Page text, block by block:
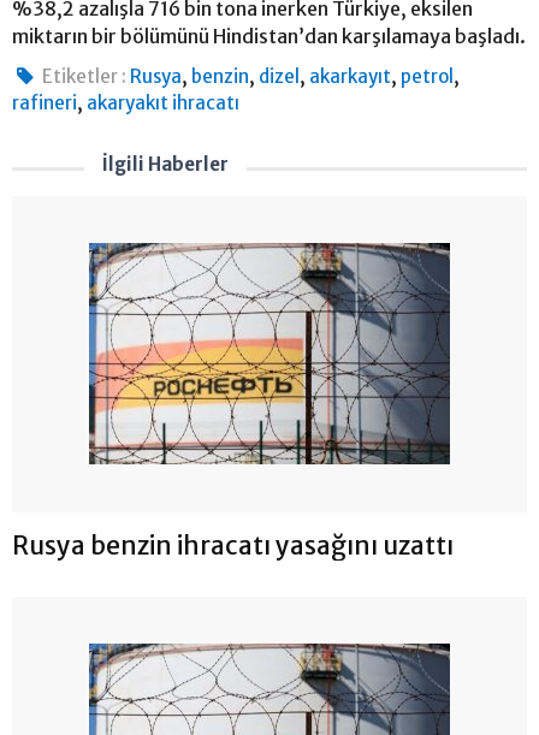
%38,2 azalışla 716 bin tona inerken Türkiye, eksilen
miktarın bir bölümünü Hindistan’dan karşılamaya başladı.
Etiketler : Rusya, benzin, dizel , akarkayıt, petrol ,
rafineri, akaryakıt ihracatı
İlgili Haberler
Rusya benzin ihracatı yasağını uzattı